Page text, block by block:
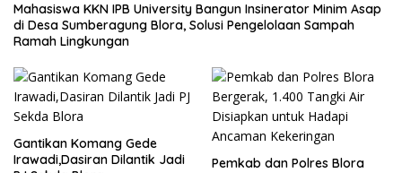
Mahasiswa KKN IPB University Bangun Insinerator Minim Asap
di Desa Sumberagung Blora, Solusi Pengelolaan Sampah
Ramah Lingkungan ‎
Gantikan Komang Gede
Irawadi,Dasiran Dilantik Jadi
Pemkab dan Polres Blora